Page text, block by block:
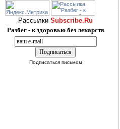
Рассылки Subscribe.Ru
Разбег - к здоровью без лекарств
Подписаться письмом